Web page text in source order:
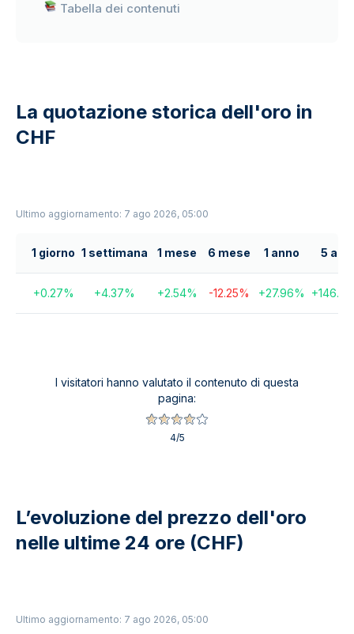
Tabella dei contenuti
La quotazione storica dell'oro in
CHF
Ultimo aggiornamento: 7 ago 2026, 05:00
1 giorno 1 settimana 1 mese 6 mese 1 anno 5 anni
+0.27% +4.37% +2.54% -12.25% +27.96% +146.54
I visitatori hanno valutato il contenuto di questa
pagina:
4/5
L’evoluzione del prezzo dell'oro
nelle ultime 24 ore (CHF)
Ultimo aggiornamento: 7 ago 2026, 05:00